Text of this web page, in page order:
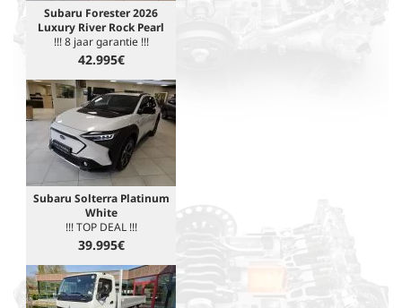
Subaru Forester 2026
Luxury River Rock Pearl
!!! 8 jaar garantie !!!
42.995€
Subaru Solterra Platinum
White
!!! TOP DEAL !!!
39.995€